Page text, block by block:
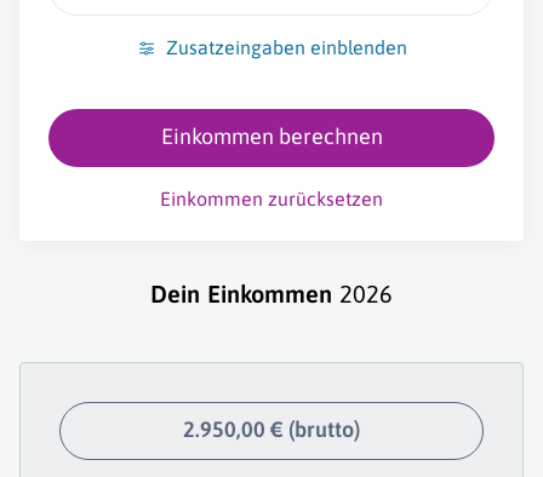
Zusatzeingaben einblenden
Einkommen berechnen
Einkommen zurücksetzen
Dein Einkommen 2026
2.950,00 € (brutto)